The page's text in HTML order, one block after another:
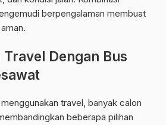
berpengalaman membuat
Dengan Bus
travel, banyak calon
beberapa pilihan